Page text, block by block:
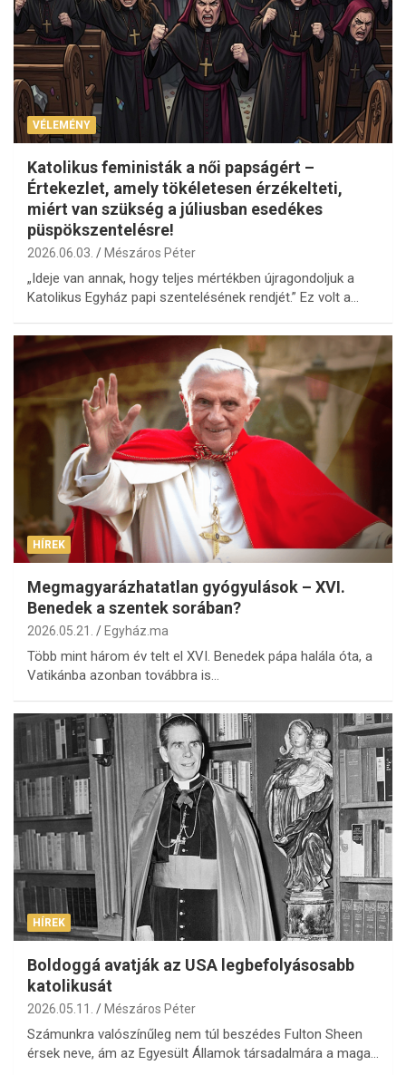
VÉLEMÉNY
Katolikus feministák a női papságért –
Értekezlet, amely tökéletesen érzékelteti,
miért van szükség a júliusban esedékes
püspökszentelésre!
2026.06.03. Mészáros Péter
„Ideje van annak, hogy teljes mértékben újragondoljuk a
Katolikus Egyház papi szentelésének rendjét.” Ez volt a…
HÍREK
Megmagyarázhatatlan gyógyulások – XVI.
Benedek a szentek sorában?
2026.05.21. Egyház.ma
Több mint három év telt el XVI. Benedek pápa halála óta, a
Vatikánba azonban továbbra is…
HÍREK
Boldoggá avatják az USA legbefolyásosabb
katolikusát
2026.05.11. Mészáros Péter
Számunkra valószínűleg nem túl beszédes Fulton Sheen
érsek neve, ám az Egyesült Államok társadalmára a maga…